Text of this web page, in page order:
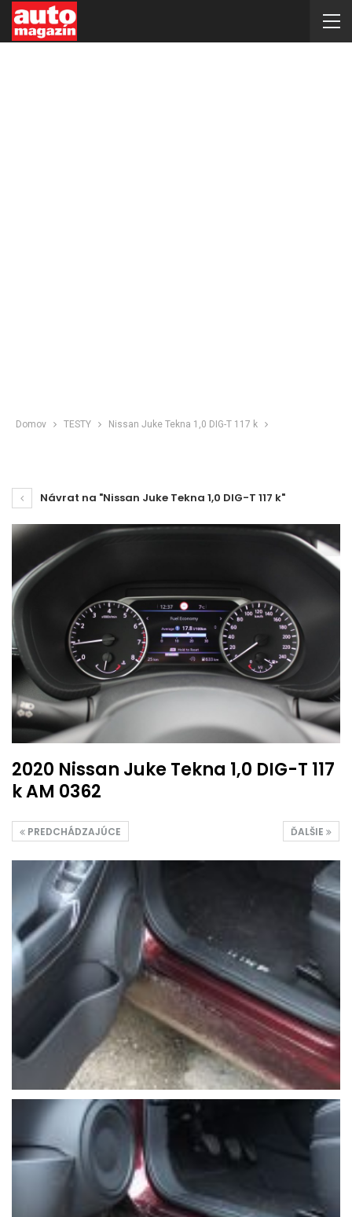
Domov TESTY Nissan Juke Tekna 1,0 DIG-T 117 k
Návrat na "Nissan Juke Tekna 1,0 DIG-T 117 k"
2020 Nissan Juke Tekna 1,0 DIG-T 117
k AM 0362
ĎALŠIE
PREDCHÁDZAJÚCE